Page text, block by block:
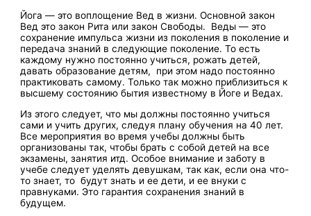
Йога — это воплощение Вед в жизни. Основной закон
Вед это закон Рита или закон Свободы. Веды — это
сохранение импульса жизни из поколения в поколение и
передача знаний в следующие поколение. То есть
каждому нужно постоянно учиться, рожать детей,
давать образование детям, при этом надо постоянно
практиковать самому. Только так можно приблизиться к
высшему состоянию бытия известному в Йоге и Ведах.
Из этого следует, что мы должны постоянно учиться
сами и учить других, следуя плану обучения на 40 лет.
Все мероприятия во время учебы должны быть
организованы так, чтобы брать с собой детей на все
экзамены, занятия итд. Особое внимание и заботу в
учебе следует уделять девушкам, так как, если она что-
то знает, то будут знать и ее дети, и ее внуки с
правнуками. Это гарантия сохранения знаний в
будущем.